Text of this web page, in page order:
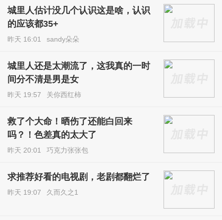
城里人估计没几个认识这是啥，认识
的应该都35+
昨天 16:01 sandy朵朵
城里人还是太潮流了，这我真的一时
间分不清是男是女
昨天 19:57 关你西红柿
救了个大命！晒伤了还能白回来
吗？！色差真的太大了
昨天 20:01 巧克力张张包
求推荐好看的电视剧，老剧都翻烂了
昨天 19:07 久而久之1